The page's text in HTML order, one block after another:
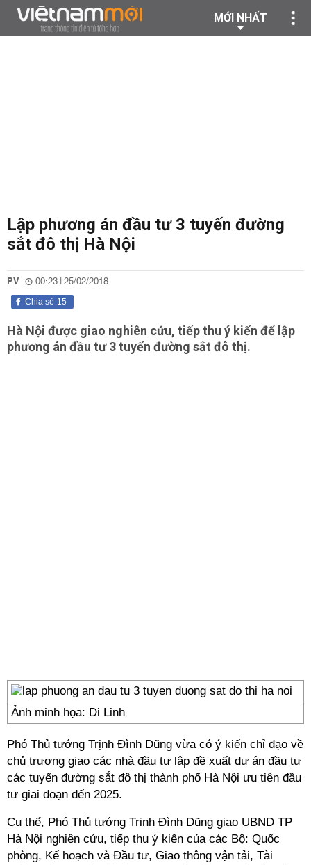
MỚI NHẤT
Lập phương án đầu tư 3 tuyến đường
sắt đô thị Hà Nội
PV 00:23 | 25/02/2018
15
Chia sẻ
Hà Nội được giao nghiên cứu, tiếp thu ý kiến để lập
phương án đầu tư 3 tuyến đường sắt đô thị.
Ảnh minh họa: Di Linh
Phó Thủ tướng Trịnh Đình Dũng vừa có ý kiến chỉ đạo về
chủ trương giao các nhà đầu tư lập đề xuất dự án đầu tư
các tuyến đường sắt đô thị thành phố Hà Nội ưu tiên đầu
tư giai đoạn đến 2025.
Cụ thể, Phó Thủ tướng Trịnh Đình Dũng giao UBND TP
Hà Nội nghiên cứu, tiếp thu ý kiến của các Bộ: Quốc
phòng, Kế hoạch và Đầu tư, Giao thông vận tải, Tài